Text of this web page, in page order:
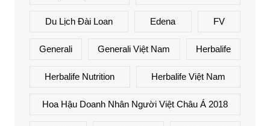
Du Lịch Đài Loan Edena FV
Generali Generali Việt Nam Herbalife
Herbalife Nutrition Herbalife Việt Nam
Hoa Hậu Doanh Nhân Người Việt Châu Á 2018